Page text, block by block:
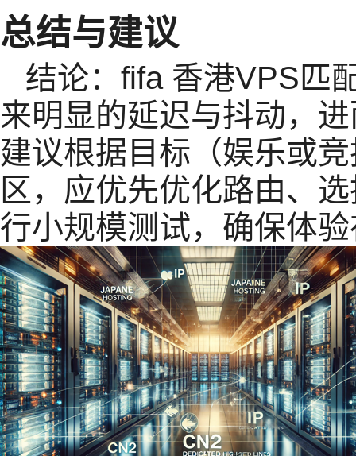
总结与建议
结论：fifa 香港VPS匹
来明显的延迟与抖动，
建议根据目标（娱乐或
区，应优先优化路由、
行小规模测试，确保体